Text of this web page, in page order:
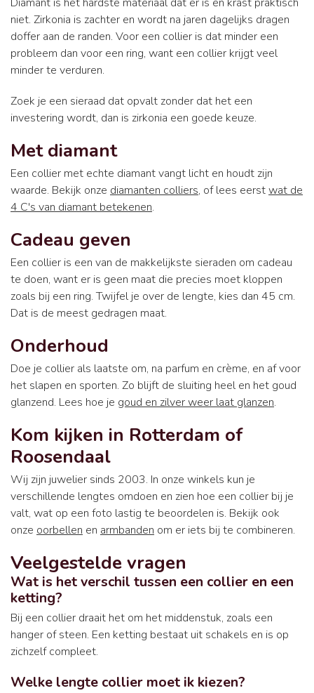
niet. Zirkonia is zachter en wordt na jaren dagelijks dragen
doffer aan de randen. Voor een collier is dat minder een
probleem dan voor een ring, want een collier krijgt veel
minder te verduren.
Zoek je een sieraad dat opvalt zonder dat het een
investering wordt, dan is zirkonia een goede keuze.
Met diamant
Een collier met echte diamant vangt licht en houdt zijn
waarde. Bekijk onze diamanten colliers, of lees eerstwat de
4 C's van diamant betekenen.
Cadeau geven
Een collier is een van de makkelijkste sieraden om cadeau
te doen, want er is geen maat die precies moet kloppen
zoals bij een ring. Twijfel je over de lengte, kies dan 45 cm.
Dat is de meest gedragen maat.
Onderhoud
Doe je collier als laatste om, na parfum en crème, en af voor
het slapen en sporten. Zo blijft de sluiting heel en het goud
glanzend. Lees hoe je goud en zilver weer laat glanzen.
Kom kijken in Rotterdam of
Roosendaal
Wij zijn juwelier sinds 2003. In onze winkels kun je
verschillende lengtes omdoen en zien hoe een collier bij je
valt, wat op een foto lastig te beoordelen is. Bekijk ook
onze oorbellen en armbanden om er iets bij te combineren.
Veelgestelde vragen
Wat is het verschil tussen een collier en een
ketting?
Bij een collier draait het om het middenstuk, zoals een
hanger of steen. Een ketting bestaat uit schakels en is op
zichzelf compleet.
Welke lengte collier moet ik kiezen?